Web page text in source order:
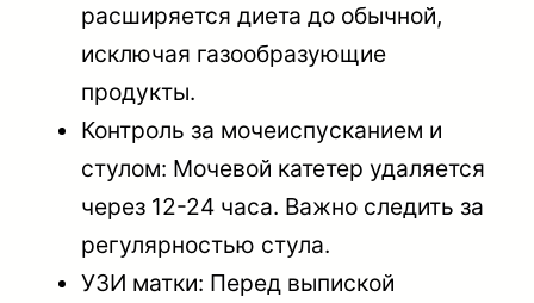
расширяется диета до обычной,
исключая газообразующие
продукты.
Контроль за мочеиспусканием и
стулом: Мочевой катетер удаляется
через 12-24 часа. Важно следить за
регулярностью стула.
УЗИ матки: Перед выпиской